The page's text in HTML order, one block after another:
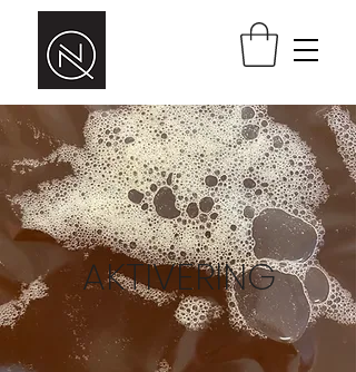
AKTIVERING